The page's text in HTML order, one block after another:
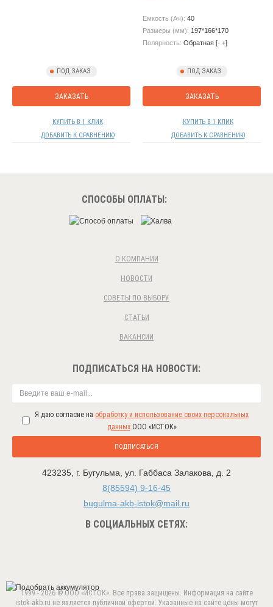
ПОД ЗАКАЗ
ЗАКАЗАТЬ
КУПИТЬ В 1 КЛИК
ДОБАВИТЬ К СРАВНЕНИЮ
Емкость (Ач): 40
Размеры (мм): 197*166*170
Полярность: Обратная [- +]
ПОД ЗАКАЗ
ЗАКАЗАТЬ
КУПИТЬ В 1 КЛИК
ДОБАВИТЬ К СРАВНЕНИЮ
СПОСОБЫ ОПЛАТЫ:
О КОМПАНИИ
НОВОСТИ
СОВЕТЫ ПО ВЫБОРУ
СТАТЬИ
ВАКАНСИИ
ПОДПИСАТЬСЯ НА НОВОСТИ:
Я даю согласие на обработку и использование своих персональных
данныхООО «ИСТОК»
ПОДПИСАТЬСЯ
423235 г. Бугульма ул. Габбаса Залакова, д. 2
8(85594) 9-16-45
bugulma-akb-istok@mail.ru
В СОЦИАЛЬНЫХ СЕТЯХ:
1999 - 2026 © ООО «ИСТОК». Все права защищены. Информация на сайте
istok-akb.ru не является публичной офертой. Указанные на сайте цены могут